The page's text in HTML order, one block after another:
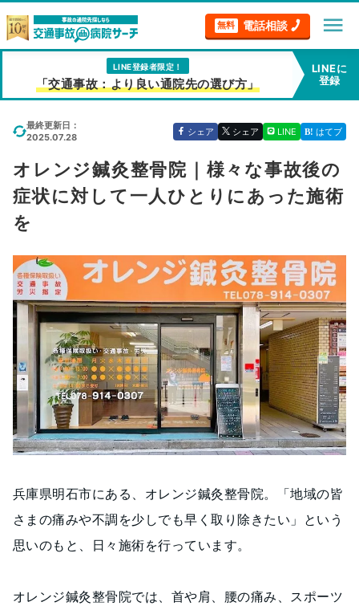
無料 電話相談 menu
LINE登録者限定！
「交通事故：より良い通院先の選び方」
LINEに
登録
最終更新日：
2025.07.28
シェア シェア LINE はてブ
オレンジ鍼灸整骨院｜様々な事故後の
症状に対して一人ひとりにあった施術
を
兵庫県明石市にある、オレンジ鍼灸整骨院。「地域の皆
さまの痛みや不調を少しでも早く取り除きたい」という
思いのもと、日々施術を行っています。
オレンジ鍼灸整骨院では、首や肩、腰の痛み、スポーツ